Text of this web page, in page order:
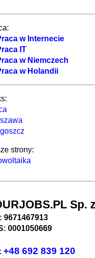
w Internecie
IT
w Niemczech
w Holandii
strony:
Sp.
9671467913
0001050669
+48 692 839 120